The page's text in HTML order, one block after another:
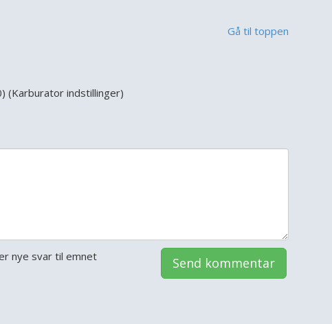
Gå til toppen
(Karburator indstillinger)
nye svar til emnet Send kommentar